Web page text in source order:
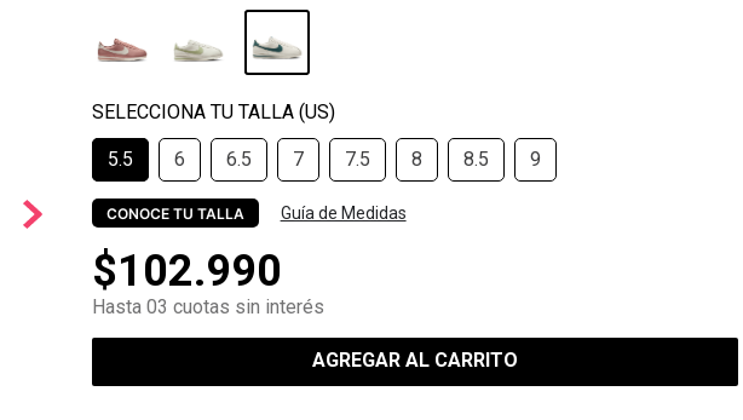
5.5 6 6.5 7 7.5 8 8.5 9
CONOCE TU TALLA Guía de Medidas
$102.990
Hasta 03 cuotas sin interés
AGREGAR AL CARRITO